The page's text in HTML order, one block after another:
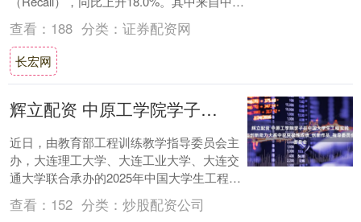
的产品（消费品）共144例，占美国CP....
查看： 188 分类： 证券配资网
长宏网
辉立配资 中原工学院学子在中国大学生工程实践与创新能力大赛中获突破性成绩_创新作品_指导委员会
近日，由教育部工程训练教学指导委员会主
办，大连理工大学、大连工业大学、大连交
通大学联合承办的2025年中国大学生工程实
践与创新能力大赛（简称“工创赛”）在大连
举....
查看： 152 分类： 炒股配资公司